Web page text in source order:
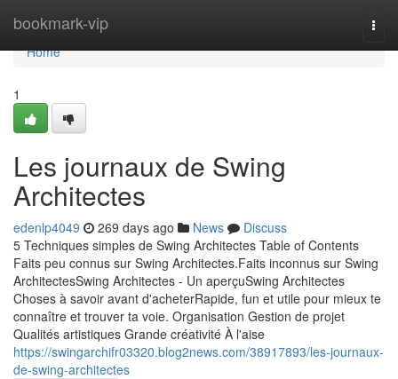
bookmark-vip
Home
Home
1
Les journaux de Swing
Architectes
edenlp4049 269 days ago News
Discuss
5 Techniques simples de Swing Architectes Table of Contents
Faits peu connus sur Swing Architectes.Faits inconnus sur Swing
ArchitectesSwing Architectes - Un aperçuSwing Architectes
Choses à savoir avant d'acheterRapide, fun et utile pour mieux te
connaître et trouver ta voie. Organisation Gestion de projet
Qualités artistiques Grande créativité À l'aise
https://swingarchifr03320.blog2news.com/38917893/les-journaux-
de-swing-architectes